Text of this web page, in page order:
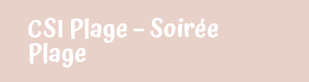
CSI Plage – Soirée
Plage